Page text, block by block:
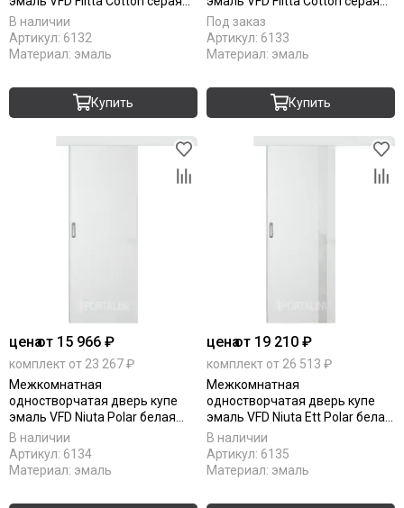
глухая
В наличии
Артикул: 6132
Материал: эмаль
Купить
остеклённая
Под заказ
Артикул: 6133
Материал: эмаль
Купить
ценаот 15 966 ₽
комплект от 23 267 ₽
Межкомнатная
одностворчатая дверь купе
эмаль VFD Niuta Polar белая
глухая
В наличии
Артикул: 6134
Материал: эмаль
ценаот 19 210 ₽
комплект от 26 513 ₽
Межкомнатная
одностворчатая дверь купе
эмаль VFD Niuta Ett Polar белая
остеклённая
В наличии
Артикул: 6135
Материал: эмаль